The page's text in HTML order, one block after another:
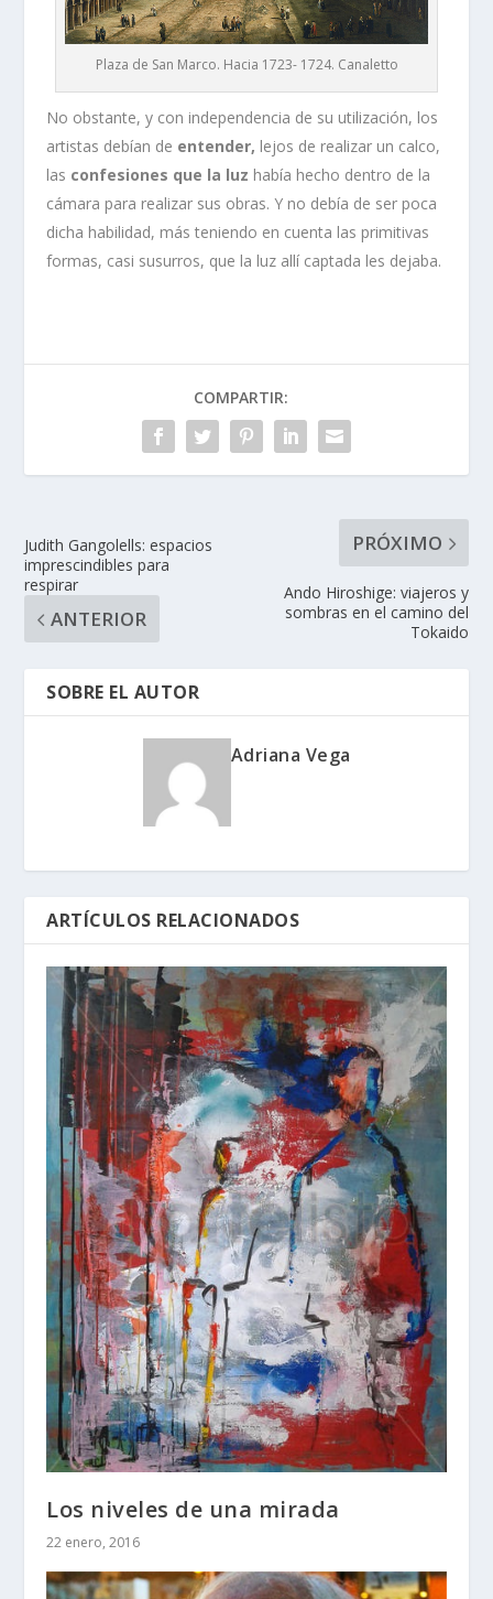
Plaza de San Marco. Hacia 1723- 1724. Canaletto
No obstante, y con independencia de su utilización, los
artistas debían de entender, lejos de realizar un calco,
las confesiones que la luz había hecho dentro de la
cámara para realizar sus obras. Y no debía de ser poca
dicha habilidad, más teniendo en cuenta las primitivas
formas, casi susurros, que la luz allí captada les dejaba.
COMPARTIR:
Judith Gangolells: espacios
imprescindibles para
respirar
ANTERIOR
PRÓXIMO
Ando Hiroshige: viajeros y
sombras en el camino del
Tokaido
SOBRE EL AUTOR
Adriana Vega
ARTÍCULOS RELACIONADOS
Los niveles de una mirada
22 enero, 2016